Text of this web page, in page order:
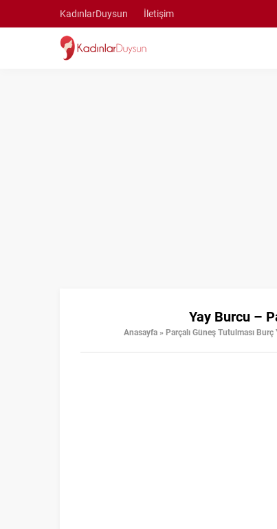
KadınlarDuysun İletişim
Yay Burcu –
Anasayfa » Parçalı Güneş Tutulması